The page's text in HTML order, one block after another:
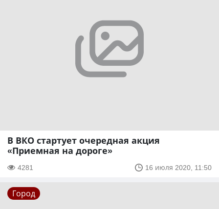
В ВКО стартует очередная акция
«Приемная на дороге»
4281 16 июля 2020, 11:50
Город